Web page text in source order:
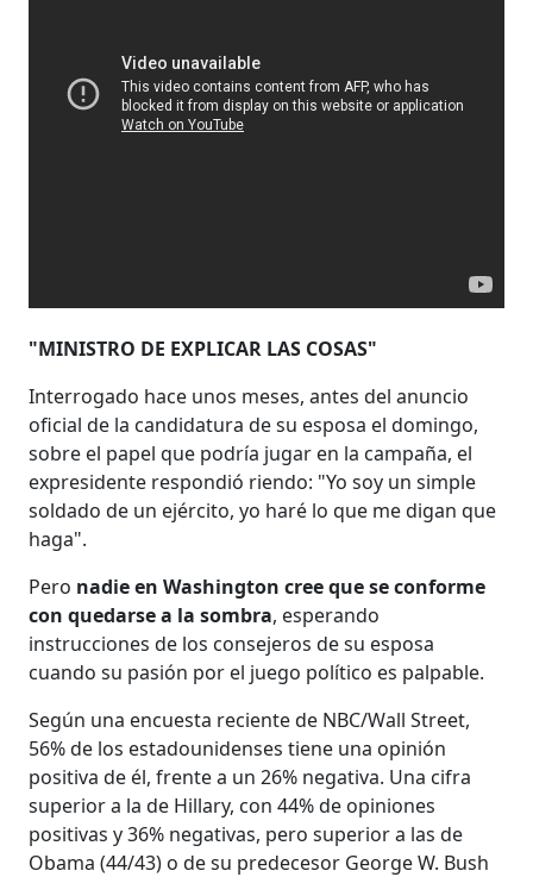
"MINISTRO DE EXPLICAR LAS COSAS"
Interrogado hace unos meses, antes del anuncio
oficial de la candidatura de su esposa el domingo,
sobre el papel que podría jugar en la campaña, el
expresidente respondió riendo: "Yo soy un simple
soldado de un ejército, yo haré lo que me digan que
haga".
Pero nadie en Washington cree que se conforme
con quedarse a la sombra, esperando
instrucciones de los consejeros de su esposa
cuando su pasión por el juego político es palpable.
Según una encuesta reciente de NBC/Wall Street,
56% de los estadounidenses tiene una opinión
positiva de él, frente a un 26% negativa. Una cifra
superior a la de Hillary, con 44% de opiniones
positivas y 36% negativas, pero superior a las de
Obama (44/43) o de su predecesor George W. Bush